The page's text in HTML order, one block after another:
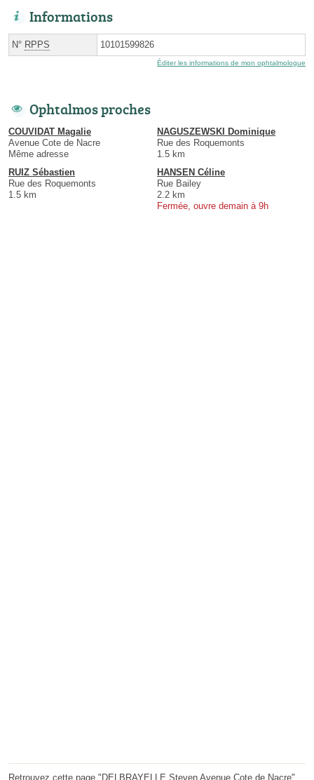
Informations
N° RPPS 10101599826
Éditer les informations de mon ophtalmologue
Ophtalmos proches
COUVIDAT Magalie
Avenue Cote de Nacre
Même adresse
NAGUSZEWSKI Dominique
Rue des Roquemonts
1.5 km
RUIZ Sébastien
Rue des Roquemonts
1.5 km
HANSEN Céline
Rue Bailey
2.2 km
Fermée, ouvre demain à 9h
Retrouvez cette page "DELBRAYELLE Steven Avenue Cote de Nacre"